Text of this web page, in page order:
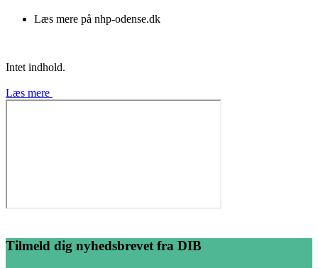
Læs mere på nhp-odense.dk
Intet indhold.
Læs mere
Tilmeld dig nyhedsbrevet fra DIB